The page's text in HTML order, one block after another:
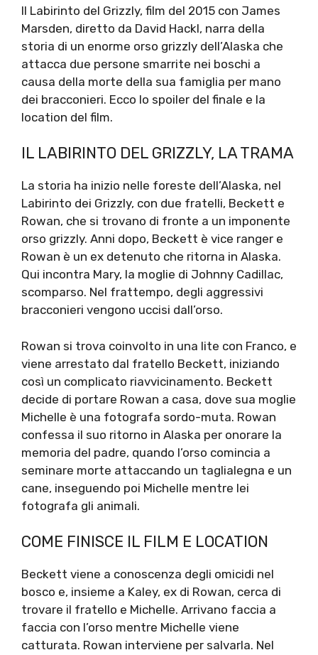
Il Labirinto del Grizzly, film del 2015 con James
Marsden, diretto da David Hackl, narra della
storia di un enorme orso grizzly dell’Alaska che
attacca due persone smarrite nei boschi a
causa della morte della sua famiglia per mano
dei bracconieri. Ecco lo spoiler del finale e la
location del film.
IL LABIRINTO DEL GRIZZLY, LA TRAMA
La storia ha inizio nelle foreste dell’Alaska, nel
Labirinto dei Grizzly, con due fratelli, Beckett e
Rowan, che si trovano di fronte a un imponente
orso grizzly. Anni dopo, Beckett è vice ranger e
Rowan è un ex detenuto che ritorna in Alaska.
Qui incontra Mary, la moglie di Johnny Cadillac,
scomparso. Nel frattempo, degli aggressivi
bracconieri vengono uccisi dall’orso.
Rowan si trova coinvolto in una lite con Franco, e
viene arrestato dal fratello Beckett, iniziando
così un complicato riavvicinamento. Beckett
decide di portare Rowan a casa, dove sua moglie
Michelle è una fotografa sordo-muta. Rowan
confessa il suo ritorno in Alaska per onorare la
memoria del padre, quando l’orso comincia a
seminare morte attaccando un taglialegna e un
cane, inseguendo poi Michelle mentre lei
fotografa gli animali.
COME FINISCE IL FILM E LOCATION
Beckett viene a conoscenza degli omicidi nel
bosco e, insieme a Kaley, ex di Rowan, cerca di
trovare il fratello e Michelle. Arrivano faccia a
faccia con l’orso mentre Michelle viene
catturata. Rowan interviene per salvarla. Nel